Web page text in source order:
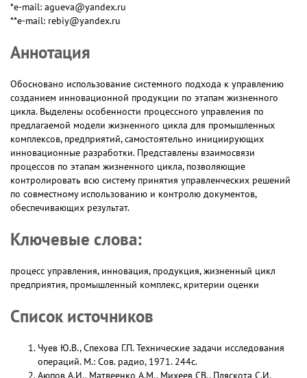
*e-mail: agueva@yandex.ru
**e-mail: rebiy@yandex.ru
Аннотация
Обосновано использование системного подхода к управлению
созданием инновационной продукции по этапам жизненного
цикла. Выделены особенности процессного управления по
предлагаемой модели жизненного цикла для промышленных
комплексов, предприятий, самостоятельно инициирующих
инновационные разработки. Представлены взаимосвязи
процессов по этапам жизненного цикла, позволяющие
контролировать всю систему принятия управленческих решений
по совместному использованию и контролю документов,
обеспечивающих результат.
Ключевые слова:
процесс управления, инновация, продукция, жизненный цикл
предприятия, промышленный комплекс, критерии оценки
Список источников
Чуев Ю.В., Спехова Г.П. Технические задачи исследования
операций. М.: Сов. радио, 1971. 244с.
Аюпов А.И., Матвеенко А.М., Михеев СВ., Пляскота С.И.